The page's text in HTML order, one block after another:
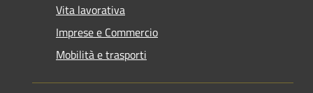
Vita lavorativa
Imprese e Commercio
Mobilità e trasporti